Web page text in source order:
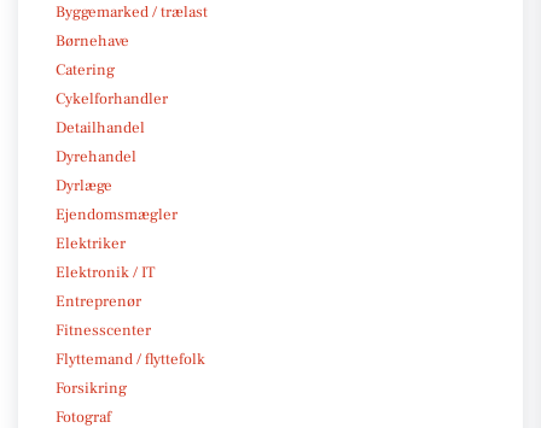
Byggemarked / trælast
Børnehave
Catering
Cykelforhandler
Detailhandel
Dyrehandel
Dyrlæge
Ejendomsmægler
Elektriker
Elektronik / IT
Entreprenør
Fitnesscenter
Flyttemand / flyttefolk
Forsikring
Fotograf